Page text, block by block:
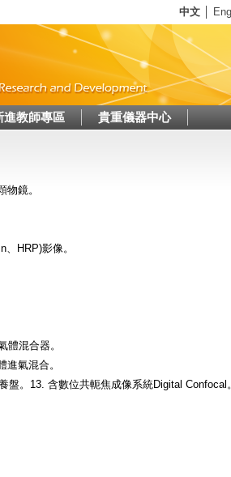
中文
進教師專區 貴重儀器中心
鏡。
HRP)影像。
體混合器。
氣混合。
盤。13. 含數位共軛焦成像系統Digital Confocal